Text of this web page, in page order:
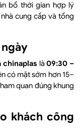
bổ thời gian hợp lý
cung cấp và tổng
chinaplas là09:30 –
có mặt sớm hơn 15–
quan đúng khung
khách công